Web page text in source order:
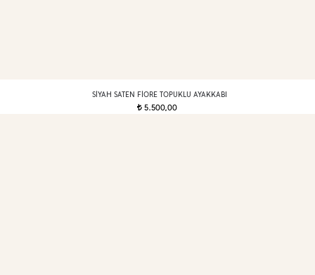
SIYAH SATEN FIORE TOPUKLU AYAKKABI
t5.500,00